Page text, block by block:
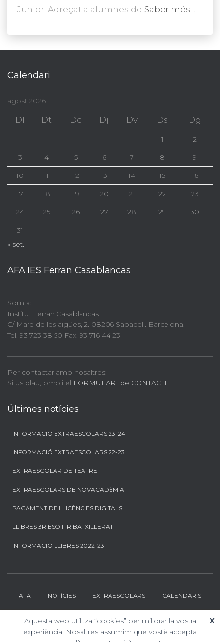
Junior: Adreçat a alumnes de Saber més…
Calendari
agost 2026
Dl Dt Dc Dj Dv Ds Dg
1 2
3 4 5 6 7 8 9
10 11 12 13 14 15 16
17 18 19 20 21 22 23
24 25 26 27 28 29 30
31
« set.
AFA IES Ferran Casablancas
Som a:
Institut Ferran Casablancas
C/ Mare de les aigües, 2. 08206 Sabadell. Barcelona.
Tel. 93 723 38 50 Fax. 93 716 44 23
Per contactar amb nosaltres:
Si us plau, ompli el FORMULARI de CONTACTE.
Últimes notícies
INFORMACIÓ EXTRAESCOLARS 23-24
INFORMACIÓ EXTRAESCOLARS 22-23
EXTRAESCOLAR DE TEATRE
EXTRAESCOLARS DE NOVACADÈMIA
PAGAMENT DE LLICÈNCIES DIGITALS
LLIBRES 3R ESO I 1R BATXILLERAT
INFORMACIÓ LLIBRES 2022-23
AFA NOTÍCIES EXTRAESCOLARS CALENDARIS
CONTACTE DESCARREGUES
Aquesta web utilitza “cookies” per millorar la vostra
experiència. Nosaltres assumim que vostè accepta
X